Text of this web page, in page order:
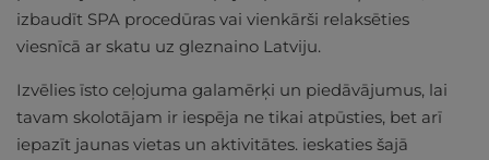
izbaudīt SPA procedūras vai vienkārši relaksēties
viesnīcā ar skatu uz gleznaino Latviju.
Izvēlies īsto ceļojuma galamērķi un piedāvājumus, lai
tavam skolotājam ir iespēja ne tikai atpūsties, bet arī
iepazīt jaunas vietas un aktivitātes. ieskaties šajā